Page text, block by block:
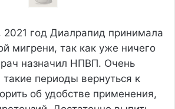
2021 год Диалрапид принимала
мигрени, так как уже ничего
назначил НПВП. Очень
периоды вернуться к
об удобстве применения,